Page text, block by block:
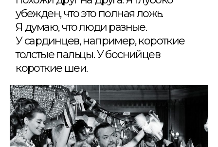
убежден, что это полная ложь.
Я думаю, что люди разные.
У сардинцев, например, короткие
толстые пальцы. У боснийцев
короткие шеи.